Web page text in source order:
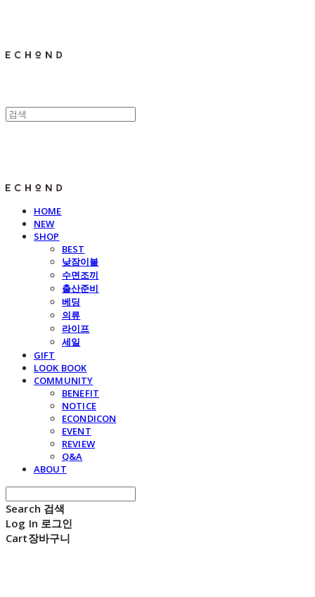
HOME
NEW
SHOP
BEST
낮잠이불
수면조끼
출산준비
베딩
의류
라이프
세일
GIFT
LOOK BOOK
COMMUNITY
BENEFIT
NOTICE
ECONDICON
EVENT
REVIEW
Q&A
ABOUT
Search 검색
Log In 로그인
Cart장바구니